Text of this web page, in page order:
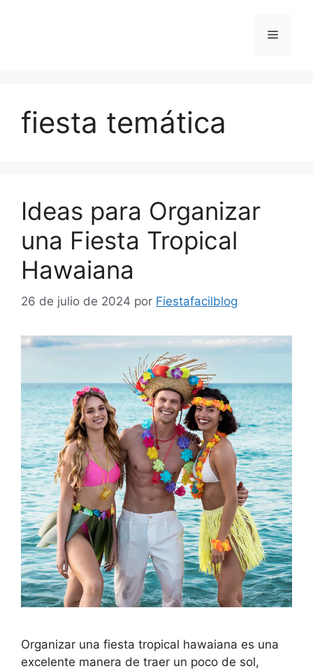
Menú
fiesta temática
Ideas para Organizar
una Fiesta Tropical
Hawaiana
26 de julio de 2024 por Fiestafacilblog
Organizar una fiesta tropical hawaiana es una
excelente manera de traer un poco de sol,